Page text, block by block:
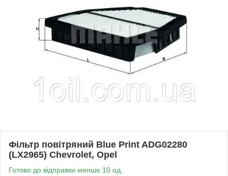
Фільтр повітряний Blue Print ADG02280
(LX2965) Chevrolet, Opel
Готово до відправки менше 10 од.